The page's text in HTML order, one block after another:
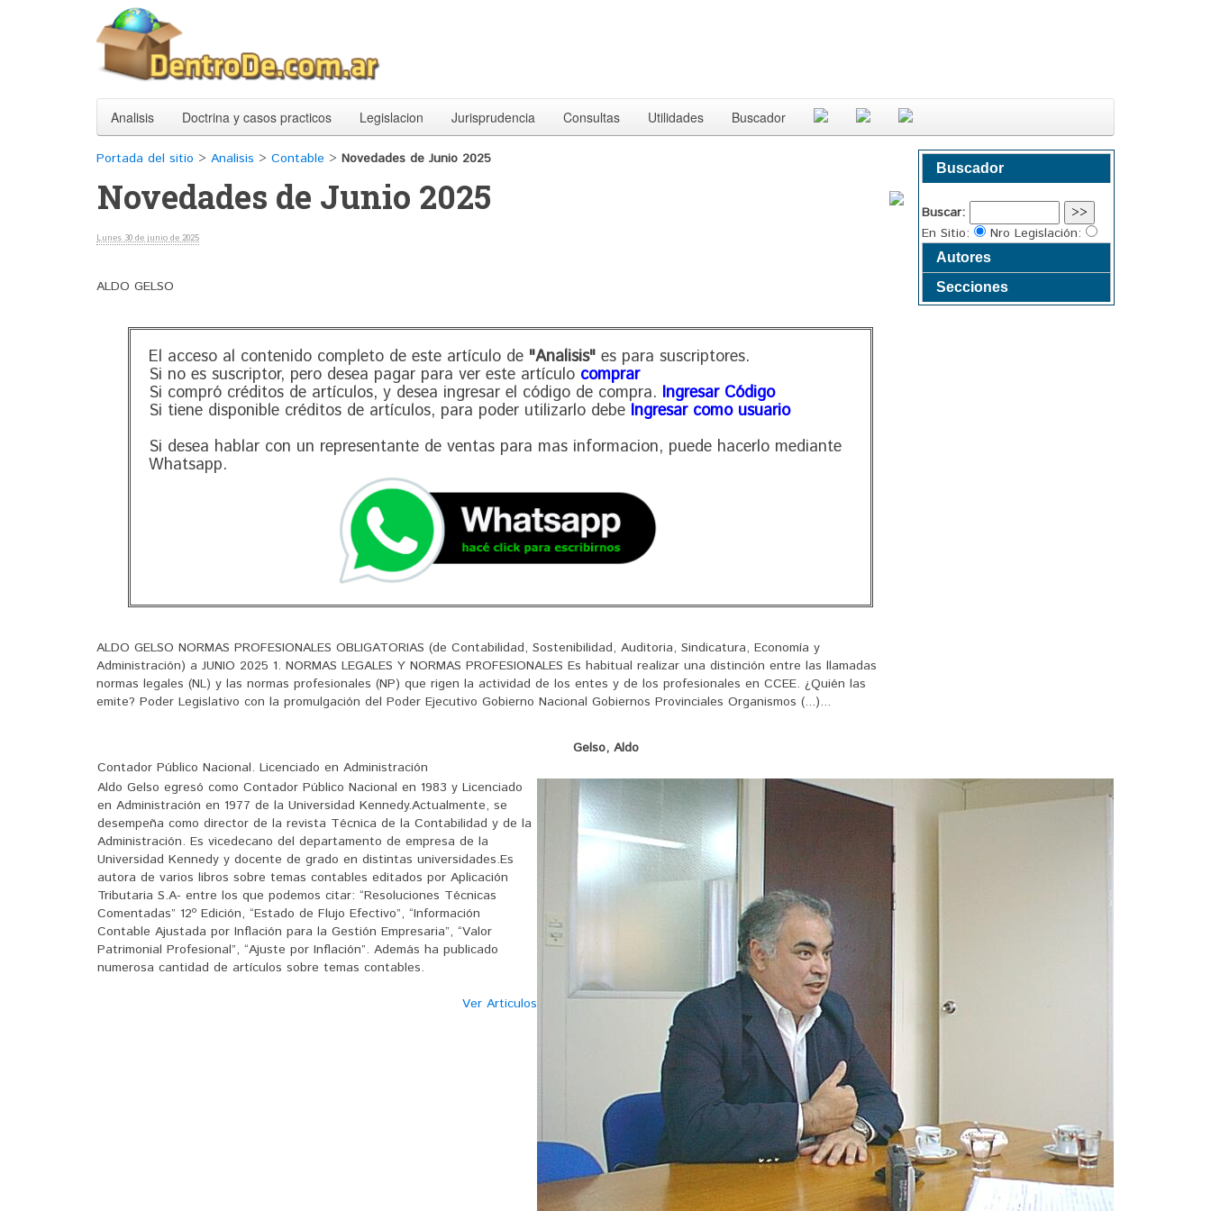
Analisis Doctrina y casos practicos Legislacion Jurisprudencia Consultas Utilidades Buscador
Portada del sitio > Analisis > Contable > Novedades de Junio 2025
Novedades de Junio 2025
Lunes 30 de junio de 2025
ALDO GELSO
El acceso al contenido completo de este artículo de "Analisis" es para suscriptores.
Si no es suscriptor, pero desea pagar para ver este artículo comprar
Si compró créditos de artículos, y desea ingresar el código de compra. Ingresar Código
Si tiene disponible créditos de artículos, para poder utilizarlo debe Ingresar como usuario
Si desea hablar con un representante de ventas para mas informacion, puede hacerlo mediante
Whatsapp.
ALDO GELSO NORMAS PROFESIONALES OBLIGATORIAS (de Contabilidad, Sostenibilidad, Auditoria, Sindicatura, Economía y
Administración) a JUNIO 2025 1. NORMAS LEGALES Y NORMAS PROFESIONALES Es habitual realizar una distinción entre las llamadas
normas legales (NL) y las normas profesionales (NP) que rigen la actividad de los entes y de los profesionales en CCEE. ¿Quién las
emite? Poder Legislativo con la promulgación del Poder Ejecutivo Gobierno Nacional Gobiernos Provinciales Organismos (...)...
Buscador
Buscar:
En Sitio:
Nro Legislación:
Autores
Secciones
Gelso, Aldo
Contador Público Nacional. Licenciado en Administración
Aldo Gelso egresó como Contador Público Nacional en 1983 y Licenciado
en Administración en 1977 de la Universidad Kennedy.Actualmente, se
desempeña como director de la revista Técnica de la Contabilidad y de la
Administración. Es vicedecano del departamento de empresa de la
Universidad Kennedy y docente de grado en distintas universidades.Es
autora de varios libros sobre temas contables editados por Aplicación
Tributaria S.A- entre los que podemos citar: “Resoluciones Técnicas
Comentadas” 12º Edición, “Estado de Flujo Efectivo”, “Información
Contable Ajustada por Inflación para la Gestión Empresaria”, “Valor
Patrimonial Profesional”, “Ajuste por Inflación”. Además ha publicado
numerosa cantidad de artículos sobre temas contables.
Ver Articulos